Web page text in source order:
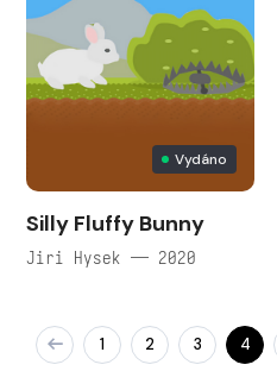
Vydáno
Silly Fluffy Bunny
Jiri Hysek — 2020
1 2 3 4